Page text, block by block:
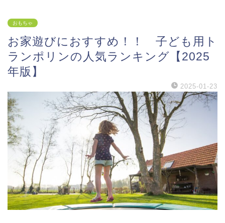
おもちゃ
お家遊びにおすすめ！！ 子ども用ト
ランポリンの人気ランキング【2025
年版】
2025-01-23